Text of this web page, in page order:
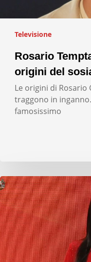
Televisione
Rosario
origini del
Le origini di
traggono in
famosissimo